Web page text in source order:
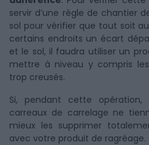
servir d’une règle de chantier
sol pour vérifier que tout soit
certains endroits un écart
et le sol, il faudra utiliser un
mettre à niveau y compris
trop creusés.
Si, pendant cette
carreaux de carrelage ne
mieux les supprimer
avec votre produit de ragréage.